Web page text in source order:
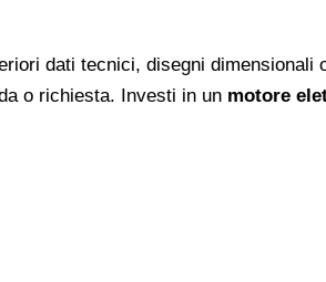
dati tecnici, disegni dimensionali
o richiesta. Investi in un motore